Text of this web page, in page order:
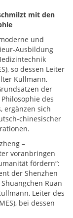
mit den
und
Ausbildung
so dessen Leiter
Kullmann,
der
des
ergänzen sich
chinesischer
–
voranbringen
fördern“:
der Shenzhen
Ruan
Leiter des
bei dessen